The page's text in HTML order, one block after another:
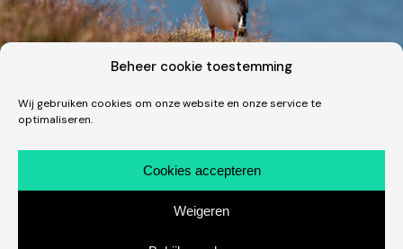
Beheer cookie toestemming
Wij gebruiken cookies om onze website en onze service te
optimaliseren.
Cookies accepteren
Weigeren
Een dik uur tussen de clowns in IJsland
Wat een fantastische beestjes zijn dit! Één van de
hoogtepunten van onze trip naar IJsland in juli was uiteraard